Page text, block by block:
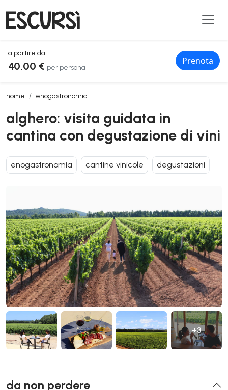
a partire da:
40,00 € per persona
Prenota
home enogastronomia
alghero: visita guidata in cantina con degustazione di vini
alghero: visita guidata in
cantina con degustazione di vini
enogastronomia cantine vinicole degustazioni
+3
da non perdere